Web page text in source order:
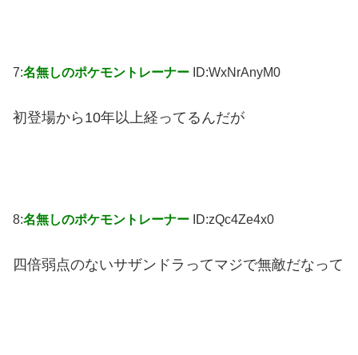
7:名無しのポケモントレーナー ID:WxNrAnyM0
初登場から10年以上経ってるんだが
8:名無しのポケモントレーナー ID:zQc4Ze4x0
四倍弱点のないサザンドラってマジで無敵だなって